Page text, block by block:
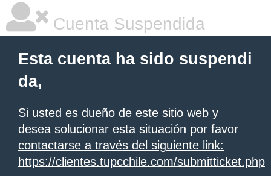
Cuenta Suspendida
Esta cuenta ha sido suspendi
da,
Si usted es dueño de este sitio web y
desea solucionar esta situación por favor
contactarse a través del siguiente link:
https://clientes.tupcchile.com/submitticket.php